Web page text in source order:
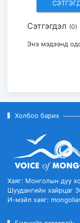
Сэтгэгдэл (0)
Энэ мэдээнд
Холбоо барих
Хаяг: Монголын дуу
Шуудангийн хайрцаг
И-мэйл хаяг: